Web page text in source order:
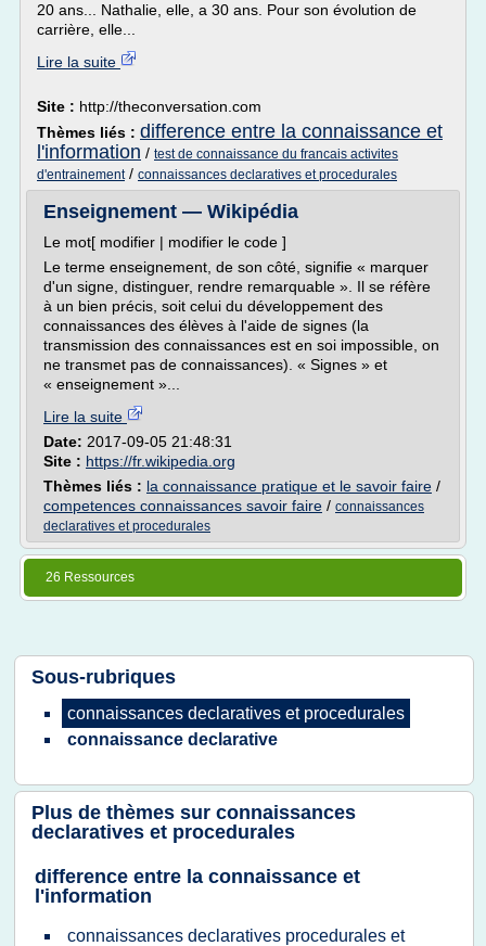
20 ans... Nathalie, elle, a 30 ans. Pour son évolution de
carrière, elle...
Lire la suite
Site : http://theconversation.com
Thèmes liés : difference entre la connaissance et
l'information / test de connaissance du francais activites
d'entrainement/ connaissances declaratives et procedurales
Enseignement — Wikipédia
Le mot[ modifier | modifier le code ]
Le terme enseignement, de son côté, signifie « marquer
d'un signe, distinguer, rendre remarquable ». Il se réfère
à un bien précis, soit celui du développement des
connaissances des élèves à l'aide de signes (la
transmission des connaissances est en soi impossible, on
ne transmet pas de connaissances). « Signes » et
« enseignement »...
Lire la suite
Date: 2017-09-05 21:48:31
Site : https://fr.wikipedia.org
Thèmes liés : la connaissance pratique et le savoir faire /
competences connaissances savoir faire / connaissances
declaratives et procedurales
26 Ressources
Sous-rubriques
connaissances declaratives et procedurales
connaissance declarative
Plus de thèmes sur connaissances
declaratives et procedurales
difference entre la connaissance et
l'information
connaissances declaratives procedurales et